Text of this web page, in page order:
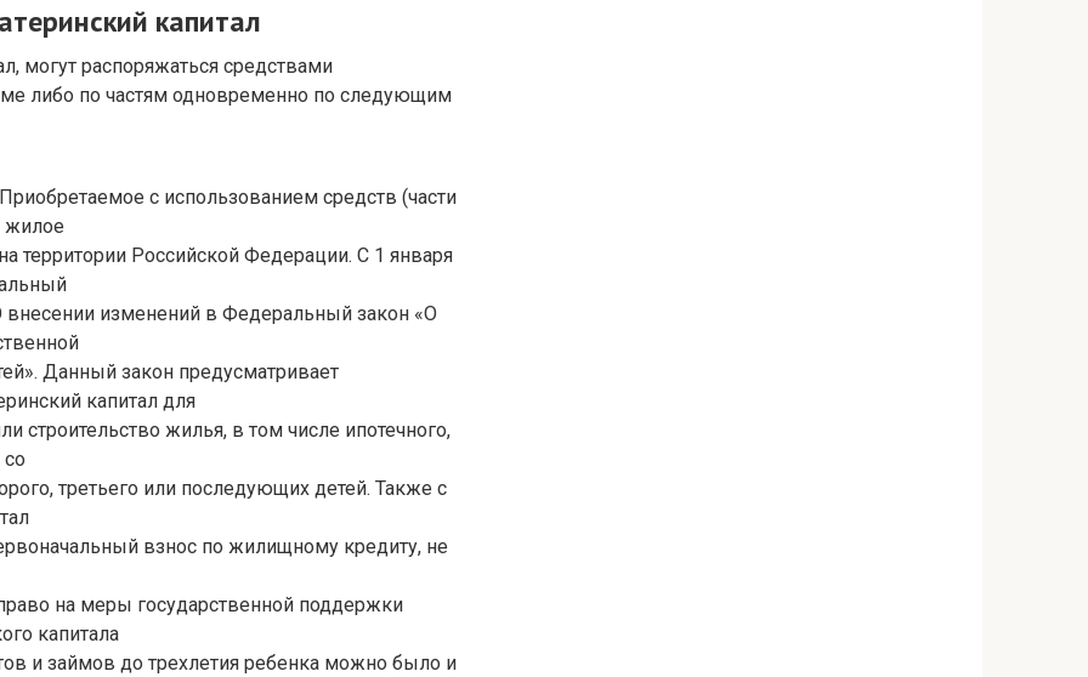
капитал
могут распоряжаться средствами
либо по частям одновременно по следующим
с использованием средств (части
жилое
территории Российской Федерации. С 1 января
изменений в Федеральный закон «О
Данный закон предусматривает
капитал для
строительство жилья, в том числе ипотечного,
третьего или последующих детей. Также с
взнос по жилищному кредиту, не
на меры государственной поддержки
капитала
и займов до трехлетия ребенка можно было и